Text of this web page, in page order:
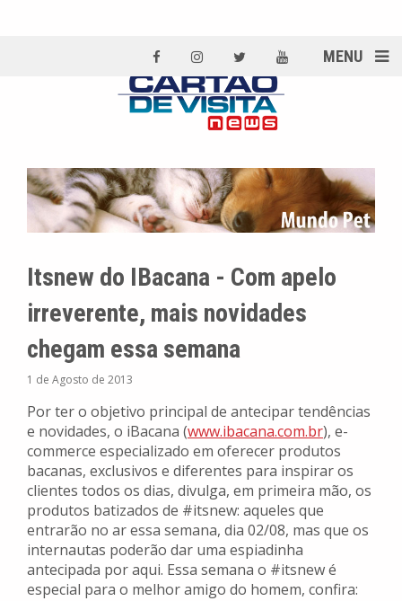
MENU
Itsnew do IBacana - Com apelo
irreverente, mais novidades
chegam essa semana
1 de Agosto de 2013
Por ter o objetivo principal de antecipar tendências
e novidades, o iBacana (www.ibacana.com.br), e-
commerce especializado em oferecer produtos
bacanas, exclusivos e diferentes para inspirar os
clientes todos os dias, divulga, em primeira mão, os
produtos batizados de #itsnew: aqueles que
entrarão no ar essa semana, dia 02/08, mas que os
internautas poderão dar uma espiadinha
antecipada por aqui. Essa semana o #itsnew é
especial para o melhor amigo do homem, confira: